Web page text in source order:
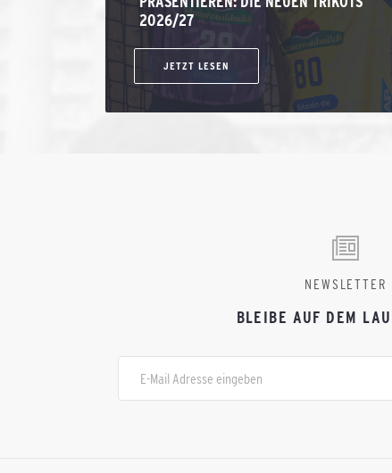
2026/27
JETZT LESEN
NEWSLETTER
BLEIBE AUF DEM